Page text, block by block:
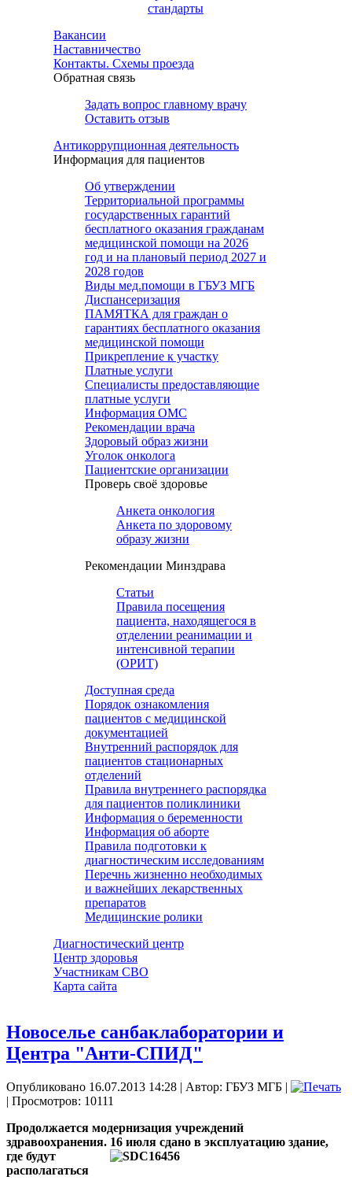
стандарты
Вакансии
Наставничество
Контакты. Схемы проезда
Обратная связь
Задать вопрос главному врачу
Оставить отзыв
Антикоррупционная деятельность
Информация для пациентов
Об утверждении
Территориальной программы
государственных гарантий
бесплатного оказания гражданам
медицинской помощи на 2026
год и на плановый период 2027 и
2028 годов
Виды мед.помощи в ГБУЗ МГБ
Диспансеризация
ПАМЯТКА для граждан о
гарантиях бесплатного оказания
медицинской помощи
Прикрепление к участку
Платные услуги
Специалисты предоставляющие
платные услуги
Информация ОМС
Рекомендации врача
Здоровый образ жизни
Уголок онколога
Пациентские организации
Проверь своё здоровье
Анкета онкология
Анкета по здоровому
образу жизни
Рекомендации Минздрава
Статьи
Правила посещения
пациента, находящегося в
отделении реанимации и
интенсивной терапии
(ОРИТ)
Доступная среда
Порядок ознакомления
пациентов с медицинской
документацией
Внутренний распорядок для
пациентов стационарных
отделений
Правила внутреннего распорядка
для пациентов поликлиники
Информация о беременности
Информация об аборте
Правила подготовки к
диагностическим исследованиям
Перечнь жизненно необходимых
и важнейших лекарственных
препаратов
Медицинские ролики
Диагностический центр
Центр здоровья
Участникам СВО
Карта сайта
Новоселье санбаклаборатории и
Центра "Анти-СПИД"
Опубликовано 16.07.2013 14:28 | Автор: ГБУЗ МГБ |
| Просмотров: 10111
Продолжается модернизация учреждений
здравоохранения. 16 июля сдано в эксплуатацию здание,
где будут
располагаться